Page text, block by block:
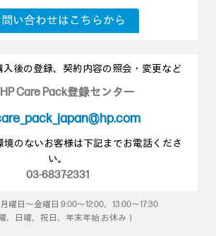
問い合わせはこちらから
入後の登録、契約内容の照会・変更など
HP Care Pack登録センター
のないお客様は下記までお電話くださ
い。
03-6837-2331
曜日～金曜日 9:00～12:00、13:00～17:30
、日曜、祝日、年末年始 お休み）